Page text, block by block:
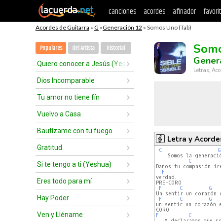
canciones acordes afinador
Acordes de Guitarra » G »Generación 12 » Somos Uno (Tab)
Populares del Artista Historial
Quiero conocer a Jesús (Yeshua) - nuestro Dios
Dios Incomparable
Tu amor no tiene fín
Vuelvo a Casa
Bautízame con tu fuego
Gratitud
Si te tengo a ti (Yeshua)
Eres todo para mí
Hay Poder
Ven y Lléname
Letras,
Letra y
C G
Somos la
C
Danos tu compasión
F
verdad.
PRE-CORO
F
C G
Un sentir un corazón
F
C G
un sentir un corazón
F
C